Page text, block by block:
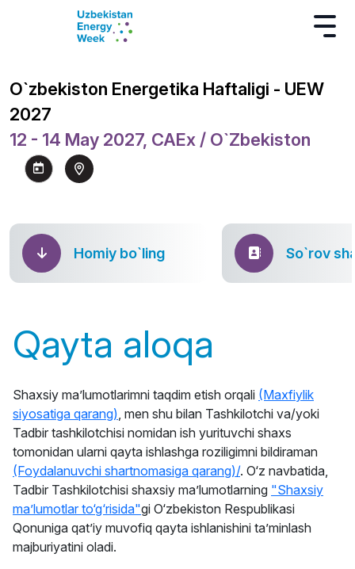
O`zbekiston Energetika Haftaligi - UEW
2027
12 - 14 May 2027, CAEx / O`zbekiston
Homiy bo`ling So`rov
Qayta aloqa
Shaxsiy maʼlumotlarimni taqdim etish orqali (Maxfiylik
siyosatiga qarang) , men shu bilan Tashkilotchi va/yoki
Tadbir tashkilotchisi nomidan ish yurituvchi shaxs
tomonidan ularni qayta ishlashga roziligimni bildiraman
(Foydalanuvchi shartnomasiga qarang)/. O‘z navbatida,
Tadbir Tashkilotchisi shaxsiy ma’lumotlarning "Shaxsiy
ma’lumotlar to‘g‘risida"gi O‘zbekiston Respublikasi
Qonuniga qat’iy muvofiq qayta ishlanishini ta’minlash
majburiyatini oladi.